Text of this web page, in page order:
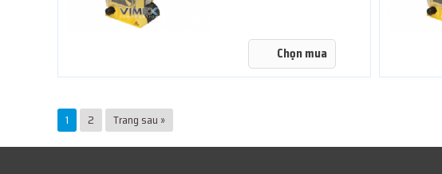
Chọn mua
1 2 Trang sau »